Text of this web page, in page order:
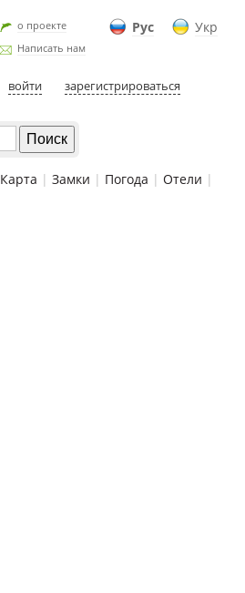
Рус Укр
о проекте
Написать нам
войти зарегистрироваться
Карта | Замки | Погода | Отели |